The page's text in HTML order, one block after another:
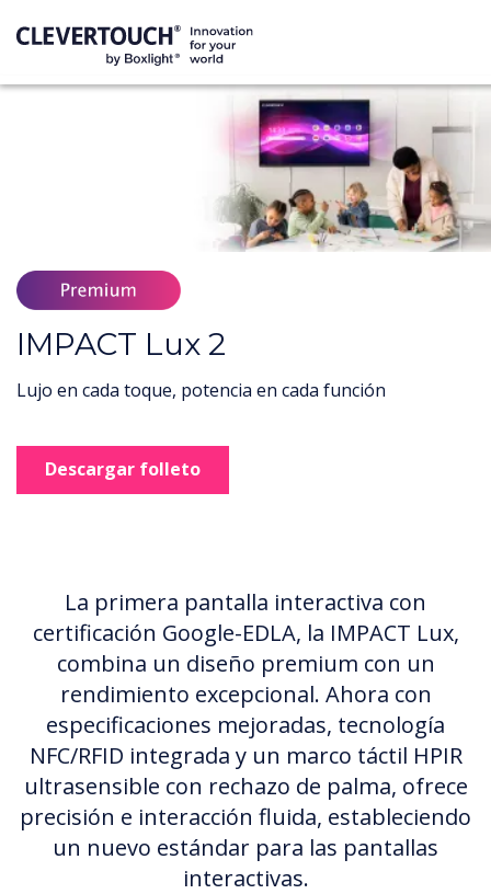
IMPACT Lux 2
Lujo en cada toque, potencia en cada función
Descargar folleto
La primera pantalla interactiva con
certificación Google-EDLA, la IMPACT Lux,
combina un diseño premium con un
rendimiento excepcional. Ahora con
especificaciones mejoradas, tecnología
NFC/RFID integrada y un marco táctil HPIR
ultrasensible con rechazo de palma, ofrece
precisión e interacción fluida, estableciendo
un nuevo estándar para las pantallas
interactivas.